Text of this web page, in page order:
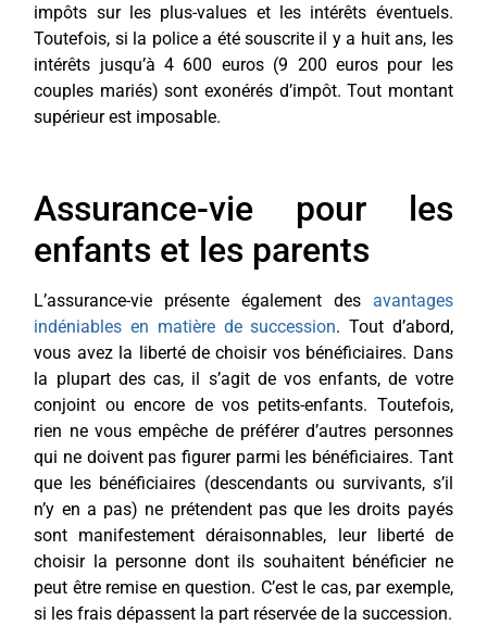
impôts sur les plus-values et les intérêts éventuels.
Toutefois, si la police a été souscrite il y a huit ans, les
intérêts jusqu’à 4 600 euros (9 200 euros pour les
couples mariés) sont exonérés d’impôt. Tout montant
supérieur est imposable.
Assurance-vie pour les
enfants et les parents
L’assurance-vie présente également des avantages
indéniables en matière de succession. Tout d’abord,
vous avez la liberté de choisir vos bénéficiaires. Dans
la plupart des cas, il s’agit de vos enfants, de votre
conjoint ou encore de vos petits-enfants. Toutefois,
rien ne vous empêche de préférer d’autres personnes
qui ne doivent pas figurer parmi les bénéficiaires. Tant
que les bénéficiaires (descendants ou survivants, s’il
n’y en a pas) ne prétendent pas que les droits payés
sont manifestement déraisonnables, leur liberté de
choisir la personne dont ils souhaitent bénéficier ne
peut être remise en question. C’est le cas, par exemple,
si les frais dépassent la part réservée de la succession.